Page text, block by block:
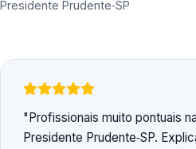
Presidente Prudente‑SP
Profissionais muito pontuais
Presidente Prudente‑SP.